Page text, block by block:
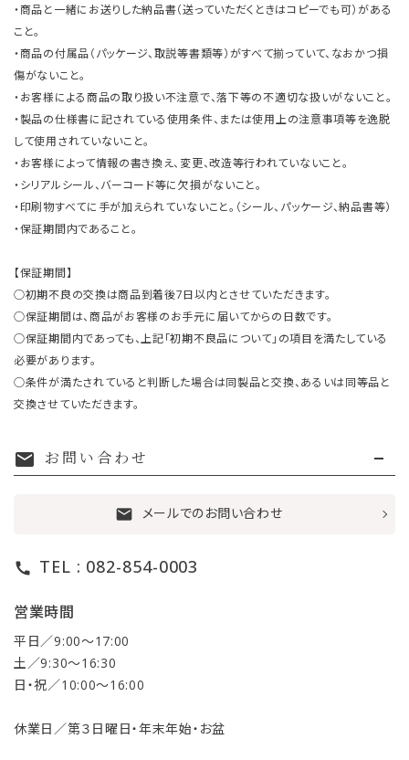
・商品と一緒にお送りした納品書（送っていただくときはコピーでも可）がある
こと。
・商品の付属品（パッケージ、取説等書類等）がすべて揃っていて、なおかつ損
傷がないこと。
・お客様による商品の取り扱い不注意で、落下等の不適切な扱いがないこと。
・製品の仕様書に記されている使用条件、または使用上の注意事項等を逸脱
して使用されていないこと。
・お客様によって情報の書き換え、変更、改造等行われていないこと。
・シリアルシール、バーコード等に欠損がないこと。
・印刷物すべてに手が加えられていないこと。（シール、パッケージ、納品書等）
・保証期間内であること。
【保証期間】
○初期不良の交換は商品到着後7日以内とさせていただきます。
○保証期間は、商品がお客様のお手元に届いてからの日数です。
○保証期間内であっても、上記「初期不良品について」の項目を満たしている
必要があります。
○条件が満たされていると判断した場合は同製品と交換、あるいは同等品と
交換させていただきます。
mail お問い合わせ
mail メールでのお問い合わせ
call TEL : 082-854-0003
営業時間
平日／9:00〜17:00
土／9:30〜16:30
日・祝／10:00〜16:00
休業日／第３日曜日・年末年始・お盆